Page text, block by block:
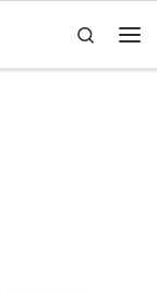
Search